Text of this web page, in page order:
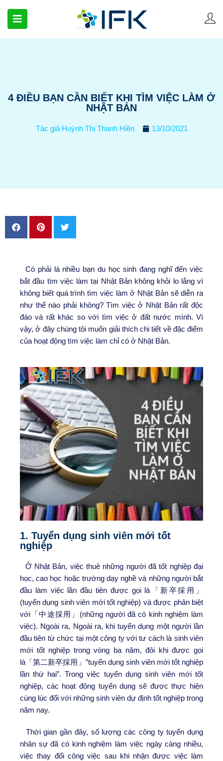
4 ĐIỀU BẠN CẦN BIẾT KHI TÌM VIỆC LÀM Ở
NHẬT BẢN
Tác giảHuỳnh Thị Thanh Hiền 13/10/2021
Có phải là nhiều bạn du học sinh đang nghĩ đến việc
bắt đầu tìm việc làm tại Nhật Bản không khỏi lo lắng vì
không biết quá trình tìm việc làm ở Nhật Bản sẽ diễn ra
như thế nào phải không? Tìm việc ở Nhật Bản rất độc
đáo và rất khác so với tìm việc ở đất nước mình. Vì
vậy, ở đây chúng tôi muốn giải thích chi tiết về đặc điểm
của hoạt động tìm việc làm chỉ có ở Nhật Bản.
1. Tuyển dụng sinh viên mới tốt
nghiệp
Ở Nhật Bản, việc thuê những người đã tốt nghiệp đại
học, cao học hoặc trường dạy nghề và những người bắt
đầu làm việc lần đầu tiên được gọi là「新卒採用」
(tuyển dụng sinh viên mới tốt nghiệp) và được phân biệt
với「中途採用」(những người đã có kinh nghiệm làm
việc). Ngoài ra, Ngoài ra, khi tuyển dụng một người lần
đầu tiên từ chức tại một công ty với tư cách là sinh viên
mới tốt nghiệp trong vòng ba năm, đôi khi được gọi
là「第二新卒採用」”tuyển dụng sinh viên mới tốt nghiệp
lần thứ hai”. Trong việc tuyển dụng sinh viên mới tốt
nghiệp, các hoạt động tuyển dụng sẽ được thực hiện
cùng lúc đối với những sinh viên dự định tốt nghiệp trong
năm nay.
Thời gian gần đây, số lượng các công ty tuyển dụng
nhân sự đã có kinh nghiệm làm việc ngày càng nhiều,
việc thay đổi công việc sau khi nhận được việc làm